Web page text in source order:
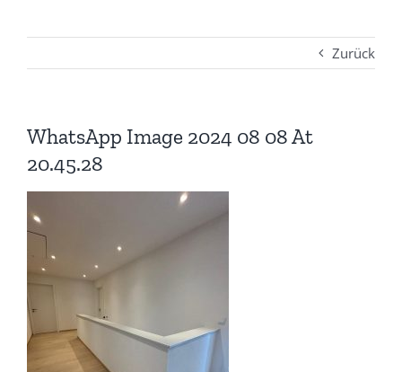
Zurück
WhatsApp Image 2024 08 08 At
20.45.28